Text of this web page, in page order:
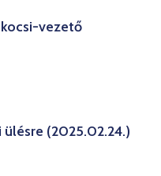
vezető
(2025.02.24.)